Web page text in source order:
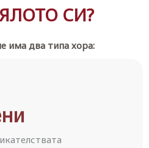
СИ?
има два типа хора: